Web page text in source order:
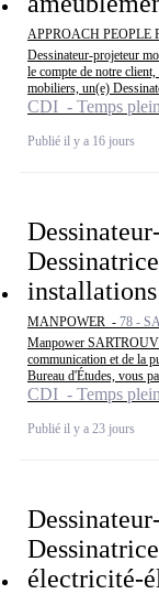
APPROACH
Dessinateur-projeteur
le compte de notre client,
mobiliers, un(e)
CDI - Temps plein
Publié il y a 16 jours
MANPOWER - 78 -
Manpower
communication et de la
Bureau d'Études, vous
CDI - Temps plein
Publié il y a 23 jours
électricité-